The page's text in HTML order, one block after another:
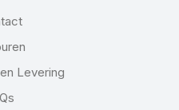
Levering